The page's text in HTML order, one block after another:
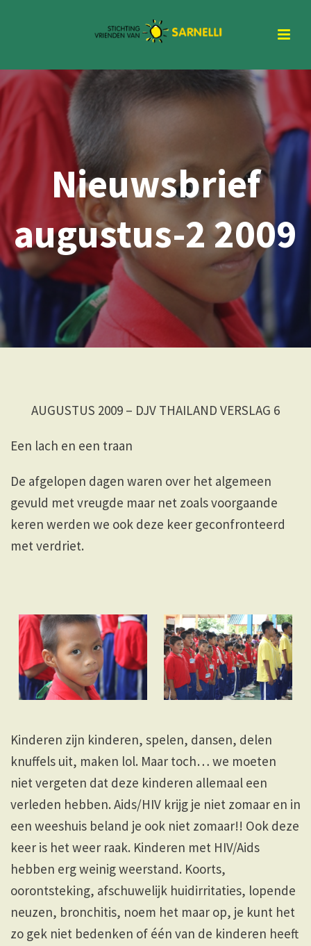
Nieuwsbrief
augustus-2 2009
AUGUSTUS 2009 – DJV THAILAND VERSLAG 6
Een lach en een traan
De afgelopen dagen waren over het algemeen
gevuld met vreugde maar net zoals voorgaande
keren werden we ook deze keer geconfronteerd
met verdriet.
Kinderen zijn kinderen, spelen, dansen, delen
knuffels uit, maken lol. Maar toch… we moeten
niet vergeten dat deze kinderen allemaal een
verleden hebben. Aids/HIV krijg je niet zomaar en in
een weeshuis beland je ook niet zomaar!! Ook deze
keer is het weer raak. Kinderen met HIV/Aids
hebben erg weinig weerstand. Koorts,
oorontsteking, afschuwelijk huidirritaties, lopende
neuzen, bronchitis, noem het maar op, je kunt het
zo gek niet bedenken of één van de kinderen heeft